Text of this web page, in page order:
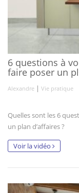
6 questions à
faire poser un
Alexandre | Vie pratique
Quelles sont les 6
un plan d’affaires ?
Voir la vidéo